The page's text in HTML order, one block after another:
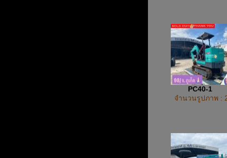
PC40-1
จำนวนรูปภาพ :